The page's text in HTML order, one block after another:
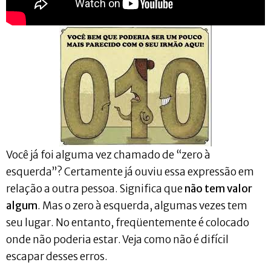
Você já foi alguma vez chamado de “zero à
esquerda”? Certamente já ouviu essa expressão em
relação a outra pessoa. Significa quenão tem valor
algum. Mas o zero à esquerda, algumas vezes tem
seu lugar. No entanto, freqüentemente é colocado
onde não poderia estar. Veja como não é difícil
escapar desses erros.